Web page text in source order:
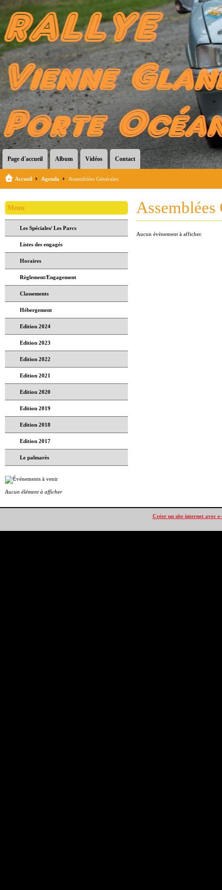
Page d'accueil Album Vidéos Contact
Accueil Agenda Assemblées Générales
Assemblées
Aucun évènement à afficher.
Menu
Les Spéciales/ Les Parcs
Listes des engagés
Horaires
Règlement/Engagement
Classements
Hébergement
Edition 2024
Edition 2023
Edition 2022
Edition 2021
Edition 2020
Edition 2019
Edition 2018
Edition 2017
Le palmarès
Aucun élément à afficher
Créer un site internet avec